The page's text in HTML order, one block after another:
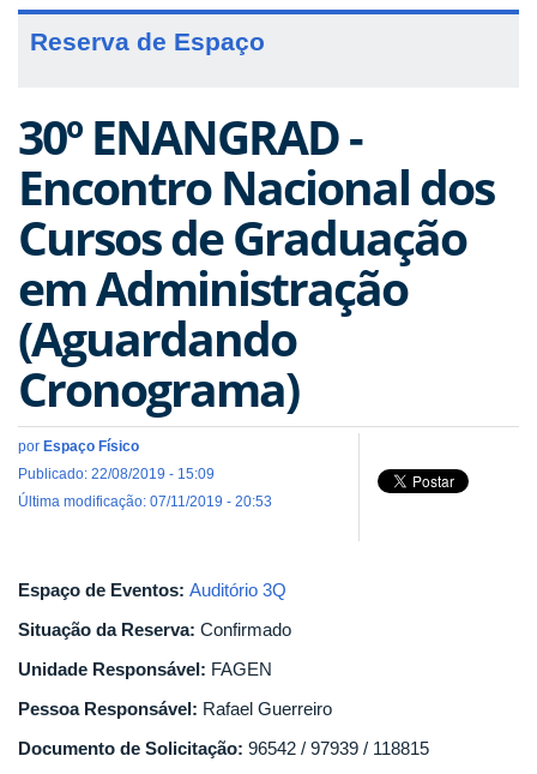
Reserva de Espaço
30º ENANGRAD -
Encontro Nacional dos
Cursos de Graduação
em Administração
(Aguardando
Cronograma)
por Espaço Físico
Publicado: 22/08/2019 - 15:09
Última modificação: 07/11/2019 - 20:53
Espaço de Eventos: Auditório 3Q
Situação da Reserva: Confirmado
Unidade Responsável: FAGEN
Pessoa Responsável: Rafael Guerreiro
Documento de Solicitação: 96542 / 97939 / 118815